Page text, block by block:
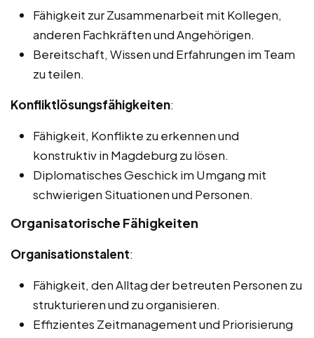
Fähigkeit zur Zusammenarbeit mit Kollegen,
anderen Fachkräften und Angehörigen.
Bereitschaft, Wissen und Erfahrungen im Team
zu teilen.
Konfliktlösungsfähigkeiten:
Fähigkeit, Konflikte zu erkennen und
konstruktiv in Magdeburg zu lösen.
Diplomatisches Geschick im Umgang mit
schwierigen Situationen und Personen.
Organisatorische Fähigkeiten
Organisationstalent:
Fähigkeit, den Alltag der betreuten Personen zu
strukturieren und zu organisieren.
Effizientes Zeitmanagement und Priorisierung